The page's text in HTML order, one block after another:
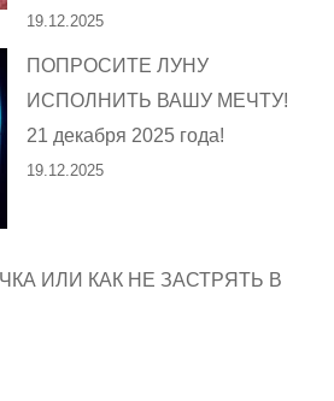
19.12.2025
ПОПРОСИТЕ ЛУНУ
ИСПОЛНИТЬ ВАШУ МЕЧТУ!
21 декабря 2025 года!
19.12.2025
ИЛИ КАК НЕ ЗАСТРЯТЬ В